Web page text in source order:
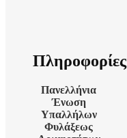
Πληροφορίες
Πανελλήνια
Ένωση
Υπαλλήλων
Φυλάξεως